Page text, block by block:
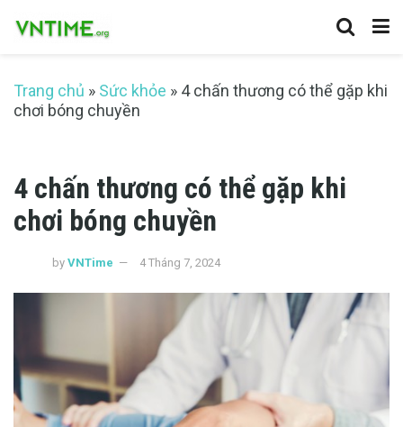
Trang chủ » Sức khỏe » 4 chấn thương có thể gặp khi
chơi bóng chuyền
4 chấn thương có thể gặp khi
chơi bóng chuyền
by VNTime 4 Tháng 7, 2024